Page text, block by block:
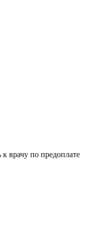
к врачу по предоплате